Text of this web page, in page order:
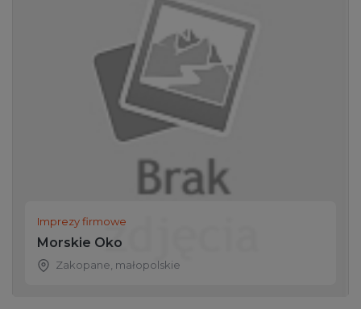
Imprezy firmowe
Morskie Oko
Zakopane małopolskie